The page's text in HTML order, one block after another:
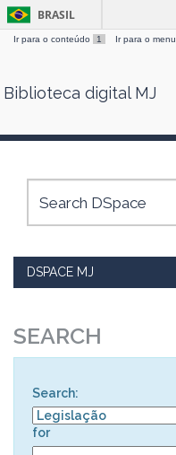
Skip
BRASIL
Ir para o conteúdo 1 Ir para o menu
Biblioteca digital MJ
DSPACE MJ
SEARCH
Search:
for